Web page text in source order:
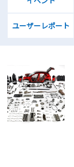
ユーザーレポート